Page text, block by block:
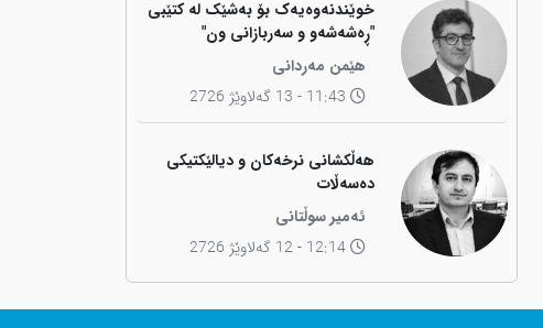
خوێندنەوەیەک بۆ بەشێک لە کتێبی
"ڕەشەشەو و سەربازانی ون"
هێمن مەردانی
11:43 - 13 گەلاوێژ 2726
هەڵکشانی نرخەکان و دیالێکتیکی
دەسەڵات
ئەمیر سوڵتانی
12:14 - 12 گەلاوێژ 2726